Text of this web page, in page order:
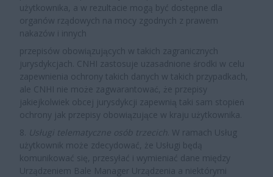
użytkownika, a w rezultacie mogą być dostępne dla
organów rządowych na mocy zgodnych z prawem
nakazów i innych
przepisów obowiązujących w takich zagranicznych
jurysdykcjach. CNHI zastosuje uzasadnione środki w celu
zapewnienia ochrony takich danych w takich przypadkach,
ale CNHI nie może zagwarantować, że przepisy
jakiejkolwiek obcej jurysdykcji zapewnią taki sam stopień
ochrony jak przepisy obowiązujące w kraju użytkownika.
8. Usługi telematyczne osób trzecich . W ramach Usług
użytkownik może zdecydować, że Usługi będą
komunikować się, przesyłać i wymieniać dane między
Urządzeniem Bale Manager Urządzenia a niektórymi